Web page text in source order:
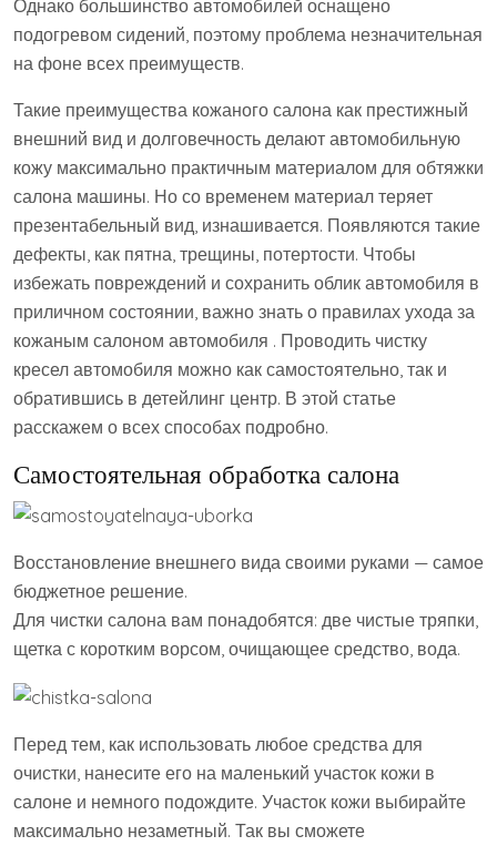
Однако большинство автомобилей оснащено
подогревом сидений, поэтому проблема незначительная
на фоне всех преимуществ.
Такие преимущества кожаного салона как престижный
внешний вид и долговечность делают автомобильную
кожу максимально практичным материалом для обтяжки
салона машины. Но со временем материал теряет
презентабельный вид, изнашивается. Появляются такие
дефекты, как пятна, трещины, потертости. Чтобы
избежать повреждений и сохранить облик автомобиля в
приличном состоянии, важно знать о правилах ухода за
кожаным салоном автомобиля . Проводить чистку
кресел автомобиля можно как самостоятельно, так и
обратившись в детейлинг центр. В этой статье
расскажем о всех способах подробно.
Самостоятельная обработка салона
Восстановление внешнего вида своими руками — самое
бюджетное решение.
Для чистки салона вам понадобятся: две чистые тряпки,
щетка с коротким ворсом, очищающее средство, вода.
Перед тем, как использовать любое средства для
очистки, нанесите его на маленький участок кожи в
салоне и немного подождите. Участок кожи выбирайте
максимально незаметный. Так вы сможете